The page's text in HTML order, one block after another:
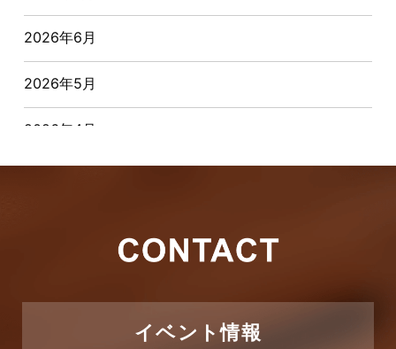
お客様インタビュー
お客様の声
つくばエクスプレス線
2026年6月
2026年5月
2026年4月
イベント情報